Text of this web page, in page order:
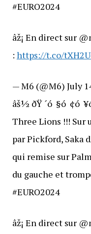
#EURO2024
âž¡ En direct sur
: https://t.co/
— M6 (@M6) July
âš½ ðŸ ´ó §ó ¢ó
Three Lions !!!
par Pickford, Saka
qui remise sur
du gauche et
#EURO2024
âž¡ En direct sur